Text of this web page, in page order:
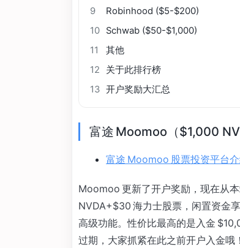
9
Robinhood ($5-$200)
10
Schwab ($50-$1,000)
11
其他
12
关于此排行榜
13 开户奖励大汇总
富途 Moomoo（$1,000
富途 Moomoo 股票投资平台
Moomoo 更新了开户奖励，现在从
NVDA+$30 海力士股票，闲置资金
高级功能。性价比最高的是入金
过期，大家抓紧在此之前开户入金哦！